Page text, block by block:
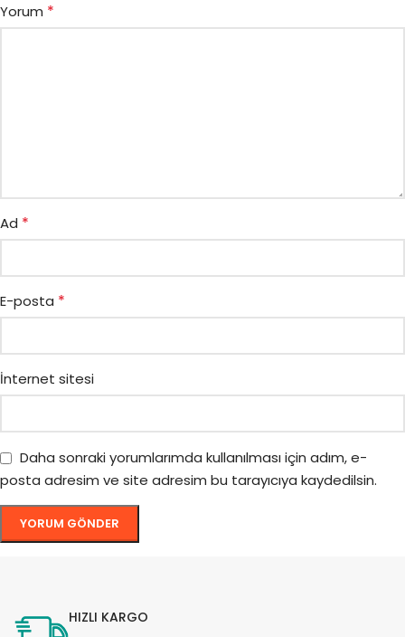
Yorum *
Ad *
E-posta *
İnternet sitesi
Daha sonraki yorumlarımda kullanılması için adım, e-
posta adresim ve site adresim bu tarayıcıya kaydedilsin.
HIZLI KARGO